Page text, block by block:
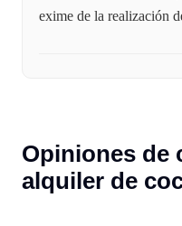
exime de la realización
Opiniones de
alquiler de